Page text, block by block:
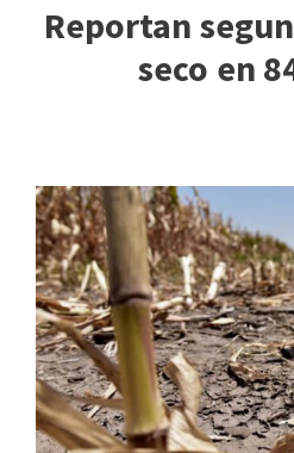
Reportan
seco en